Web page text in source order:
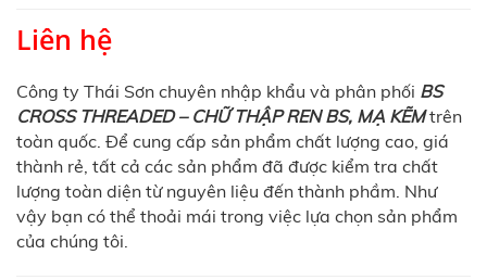
Liên hệ
Công ty Thái Sơn chuyên nhập khẩu và phân phối BS
CROSS THREADED – CHỮ THẬP REN BS, MẠ KẼMtrên
toàn quốc. Để cung cấp sản phẩm chất lượng cao, giá
thành rẻ, tất cả các sản phẩm đã được kiểm tra chất
lượng toàn diện từ nguyên liệu đến thành phầm. Như
vậy bạn có thể thoải mái trong việc lựa chọn sản phẩm
của chúng tôi.